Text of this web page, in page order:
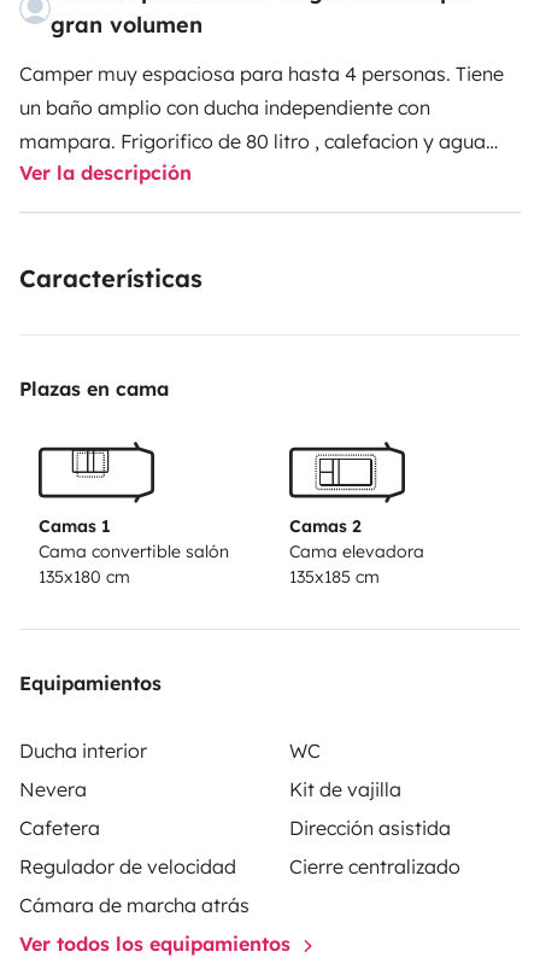
gran volumen
Camper muy espaciosa para hasta 4 personas. Tiene
un baño amplio con ducha independiente con
mampara. Frigorifico de 80 litro , calefacion y agua
caliente de gasoil. Disfruta de la comodidad de ir con
las dimensiones de una camper y las comodidades de
Ver la descripción
Características
Plazas en cama
Camas 1
Cama convertible salón
135x180 cm
Camas 2
Cama elevadora
135x185 cm
Equipamientos
Ducha interior
WC
Nevera
Kit de vajilla
Cafetera
Dirección asistida
Regulador de velocidad
Cierre centralizado
Cámara de marcha atrás
Ver todos los equipamientos